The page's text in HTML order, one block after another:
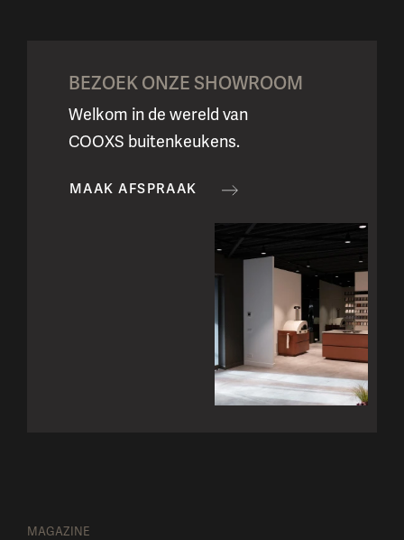
BEZOEK ONZE SHOWROOM
Welkom in de wereld van
COOXS buitenkeukens.
MAAK AFSPRAAK
MAGAZINE